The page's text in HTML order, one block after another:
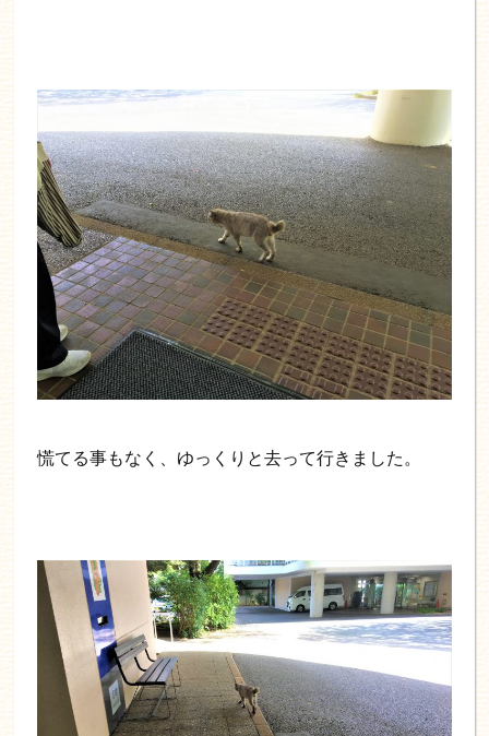
慌てる事もなく、ゆっくりと去って行きました。